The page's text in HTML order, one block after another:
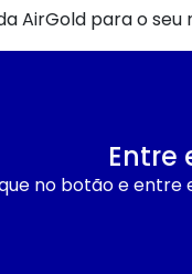
AirGold para o seu
no botão e